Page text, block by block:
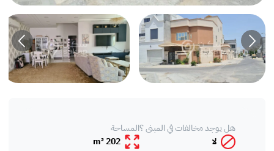
هل يوجد مخالفات في المبنى ؟
لا
المساحة
202 m²